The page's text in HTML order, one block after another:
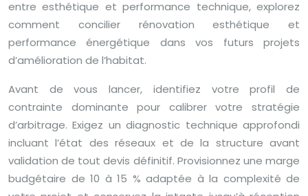
entre esthétique et performance technique, explorez
comment concilier rénovation esthétique et
performance énergétique dans vos futurs projets
d’amélioration de l’habitat.
Avant de vous lancer, identifiez votre profil de
contrainte dominante pour calibrer votre stratégie
d’arbitrage. Exigez un diagnostic technique approfondi
incluant l’état des réseaux et de la structure avant
validation de tout devis définitif. Provisionnez une marge
budgétaire de 10 à 15 % adaptée à la complexité de